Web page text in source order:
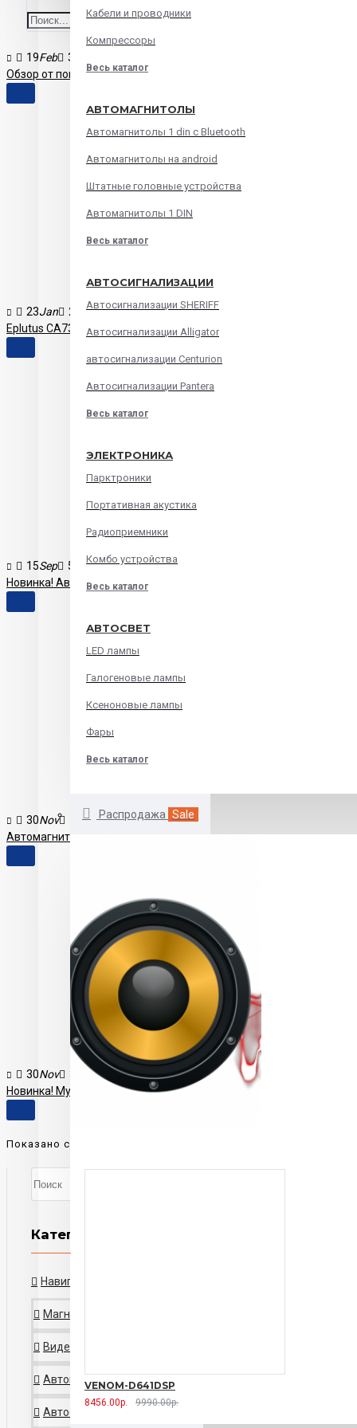
Кабели и проводники
Компрессоры
Весь каталог
АВТОМАГНИТОЛЫ
Автомагнитолы 1 din с Bluetooth
Автомагнитолы на android
Штатные головные устройства
Автомагнитолы 1 DIN
Весь каталог
АВТОСИГНАЛИЗАЦИИ
Автосигнализации SHERIFF
Автосигнализации Alligator
автосигнализации Centurion
Автосигнализации Pantera
Весь каталог
ЭЛЕКТРОНИКА
Парктроники
Портативная акустика
Радиоприемники
Комбо устройства
Весь каталог
АВТОСВЕТ
LED лампы
Галогеновые лампы
Ксеноновые лампы
Фары
Весь каталог
Распродажа Sale
VENOM-D641DSP
8456.00р. 9990.00р.
19Feb 3
Обзор от покупателя на Автомагнитола ACV AD-7180 — интернет-
23Jan 2
5110
Eplutus CA731 магнитола на Android 9
15Sep 5
12655
Новинка! Автомагнитола INCAR AHR-9280 с процессором DSP на
30Nov
13731
Автомагнитола Prology MDN-2775
30Nov 3
4416
Новинка! Мультимедийное головное устройство Incar AHR-7680
Показано с 1 по 5 из 5 (всего 1 страниц)
Категории
Навигаторы
Магнитолы
Видеорегистраторы
Автомобильная акустика
Автосигнализация